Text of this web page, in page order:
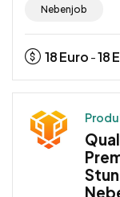
Nebenjob
18Euro -18